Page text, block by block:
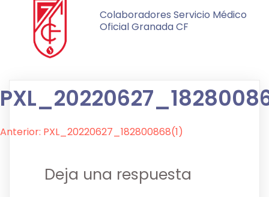
Colaboradores Servicio Médico
Oficial Granada CF
Navegación
entradas
Anterior: PXL_20220627_182800868(1)
Deja una respuesta